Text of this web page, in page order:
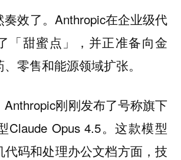
效了。Anthropic在企业级代
「甜蜜点」，并正准备向金
零售和能源领域扩张。
Anthropic刚刚发布了号称旗下
Claude Opus 4.5。这款模型
代码和处理办公文档方面，技